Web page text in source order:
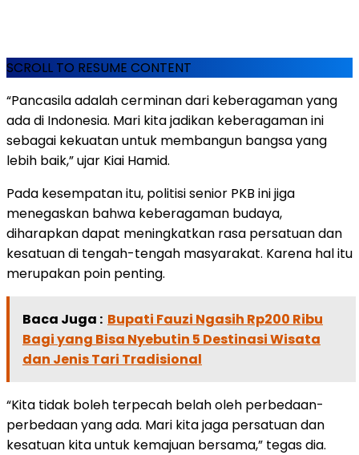
SCROLL TO RESUME CONTENT
“Pancasila adalah cerminan dari keberagaman yang
ada di Indonesia. Mari kita jadikan keberagaman ini
sebagai kekuatan untuk membangun bangsa yang
lebih baik,” ujar Kiai Hamid.
Pada kesempatan itu, politisi senior PKB ini jiga
menegaskan bahwa keberagaman budaya,
diharapkan dapat meningkatkan rasa persatuan dan
kesatuan di tengah-tengah masyarakat. Karena hal itu
merupakan poin penting.
Baca Juga : Bupati Fauzi Ngasih Rp200 Ribu
Bagi yang Bisa Nyebutin 5 Destinasi Wisata
dan Jenis Tari Tradisional
“Kita tidak boleh terpecah belah oleh perbedaan-
perbedaan yang ada. Mari kita jaga persatuan dan
kesatuan kita untuk kemajuan bersama,” tegas dia.